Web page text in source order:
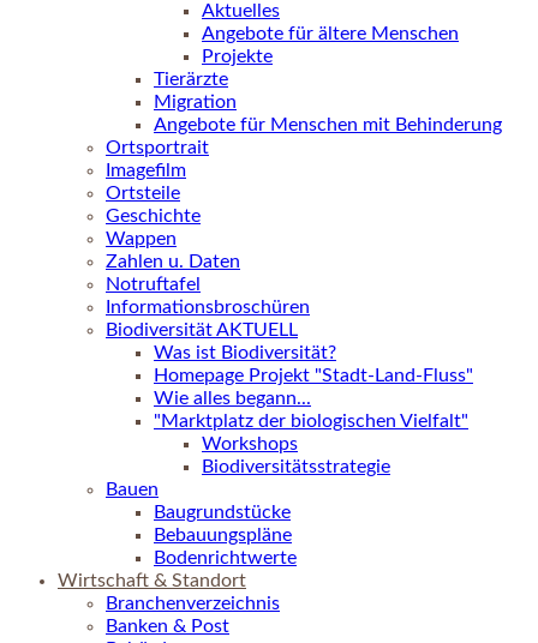
Aktuelles
Angebote für ältere Menschen
Projekte
Tierärzte
Migration
Angebote für Menschen mit Behinderung
Ortsportrait
Imagefilm
Ortsteile
Geschichte
Wappen
Zahlen u. Daten
Notruftafel
Informationsbroschüren
Biodiversität AKTUELL
Was ist Biodiversität?
Homepage Projekt "Stadt-Land-Fluss"
Wie alles begann...
"Marktplatz der biologischen Vielfalt"
Workshops
Biodiversitätsstrategie
Bauen
Baugrundstücke
Bebauungspläne
Bodenrichtwerte
Wirtschaft & Standort
Branchenverzeichnis
Banken & Post